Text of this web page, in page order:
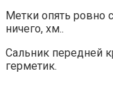
Метки опять ровно
ничего, хм..
Сальник передней
герметик.